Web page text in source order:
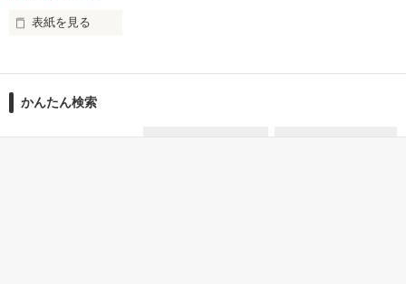
「ストレスフリーに楽しいのが読みたい！」そんな時にピッタ
※ご報告※
表紙を見る
伯爵令嬢・セシル
忍び込んだ宮廷の仮面舞踏会で出会ったのは
かんたん検索